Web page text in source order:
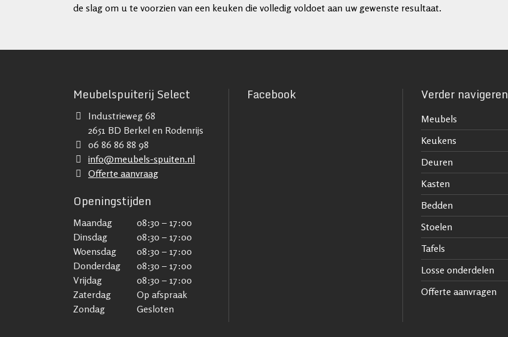
de slag om u te voorzien van een keuken die volledig voldoet aan uw gewenste resultaat.
Meubelspuiterij Select
Industrieweg 68
2651 BD Berkel en Rodenrijs
06 86 86 88 98
info@meubels-spuiten.nl
Offerte aanvraag
Openingstijden
Maandag
08:30 – 17:00
Dinsdag
08:30 – 17:00
Woensdag
08:30 – 17:00
Donderdag
08:30 – 17:00
Vrijdag
08:30 – 17:00
Zaterdag
Op afspraak
Zondag
Gesloten
Facebook Verder navigeren
Meubels
Keukens
Deuren
Kasten
Bedden
Stoelen
Tafels
Losse onderdelen
Offerte aanvragen